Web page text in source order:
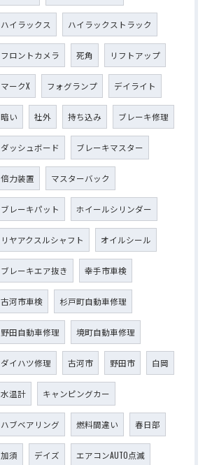
ハイラックス ハイラックストラック
フロントカメラ 死角 リフトアップ
マークX フォグランプ デイライト
暗い 社外 持ち込み ブレーキ修理
ダッシュボード ブレーキマスター
倍力装置 マスターバック
ブレーキパット ホイールシリンダー
リヤアクスルシャフト オイルシール
ブレーキエア抜き 幸手市車検
古河市車検 杉戸町自動車修理
野田自動車修理 境町自動車修理
ダイハツ修理 古河市 野田市 白岡
水温計 キャンピングカー
ハブベアリング 燃料間違い 春日部
加須 デイズ エアコンAUTO点滅